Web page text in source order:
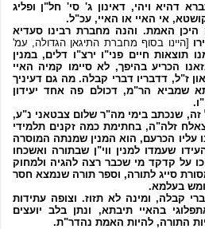
דהיא ויהי, דאינון ג' סי' חל"ן ופליג
אי האיי או האיי, עכ"ל.
היכן האמת. והנה מחברת רבינו סעדיא
[היינו בסוף מחברת התיגאן הגדולה, עמ'
תוצאות חיים פני"ו ירצ"ו דלים, במנין
הכריע בהיפך, לא סיימו קמיה האיי
ז"ל, דדבריו דברי קבלה. מה גם דעיניך
שמביא הר"מ, דכולם פה אחד יעידון
זה, שנכתב בימי מה"ר שלום צבטאני נ"ע,
זלה"ה, בחתימת כמה זקנים תלמידי
עליו הכרעם, הוא המנין שמנתה המוסרה
שעמדו למנין ווי"ן שבתורה ואשכחו
על קדקד מי שכבר רצה להגיה ולמחוק
סייג לתורה, וספר תורה שנמצא חסר
בעלמא.
קבלה, ומינה לא תזוז. וצופה עתידות
בהאיי תיבתא, ונתן בלב יועצים
התורה, להיות האמת נהדר"ת.